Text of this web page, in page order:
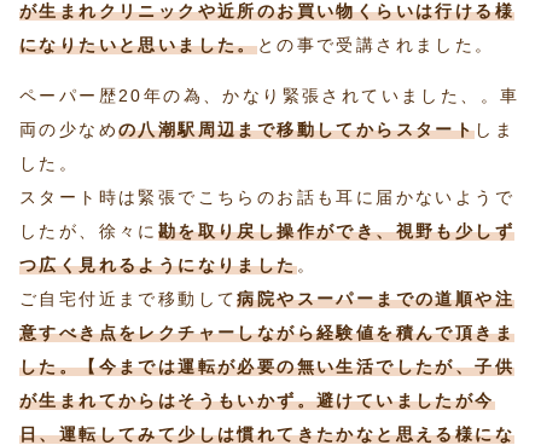
が生まれクリニックや近所のお買い物くらいは行ける様
になりたいと思いました。との事で受講されました。
ペーパー歴20年の為、かなり緊張されていました、。車
両の少なめの八潮駅周辺まで移動してからスタートしま
した。
スタート時は緊張でこちらのお話も耳に届かないようで
したが、徐々に 勘を取り戻し操作ができ、視野も少しず
つ広く見れるようになりました。
ご自宅付近まで移動して病院やスーパーまでの道順や注
意すべき点をレクチャーしながら経験値を積んで頂きま
した。【今までは運転が必要の無い生活でしたが、子供
が生まれてからはそうもいかず。避けていましたが今
日、運転してみて少しは慣れてきたかなと思える様にな